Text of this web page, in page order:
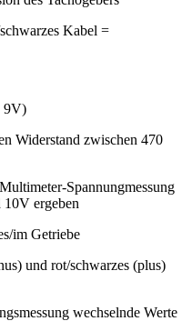
Kabel =
9V)
Widerstand zwischen 470
Spannungmessung
ergeben
im Getriebe
und rot/schwarzes (plus)
wechselnde Werte